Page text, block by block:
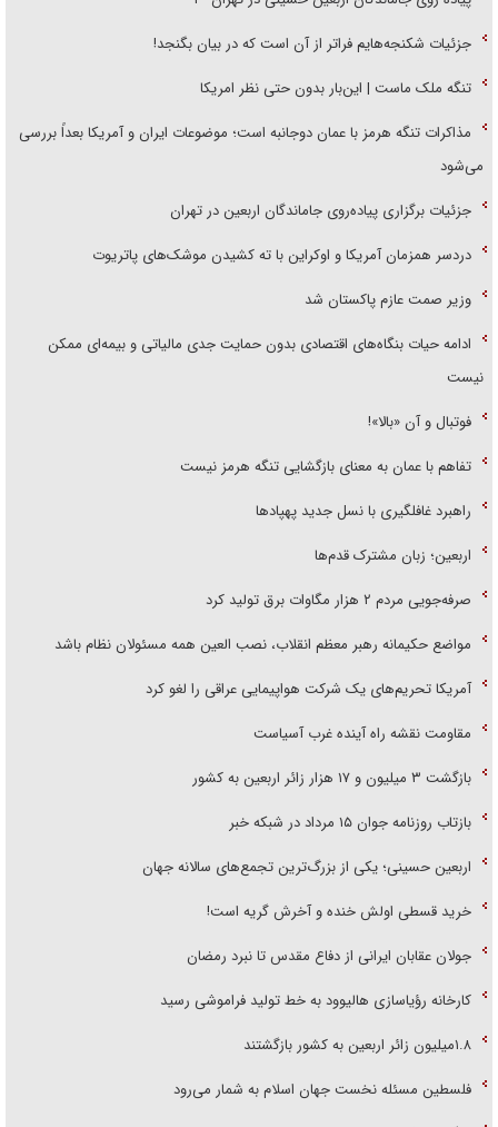
جزئیات شکنجه‌هایم فراتر از آن است که در بیان بگنجد!
تنگه ملک ماست | این‌بار بدون حتی نظر امریکا
مذاکرات تنگه هرمز با عمان دوجانبه است؛ موضوعات ایران و آمریکا بعداً بررسی
می‌شود
جزئیات برگزاری پیاده‌روی جاماندگان اربعین در تهران
دردسر همزمان آمریکا و اوکراین با ته کشیدن موشک‌های پاتریوت
وزیر صمت عازم پاکستان شد
ادامه حیات بنگاه‌های اقتصادی بدون حمایت جدی مالیاتی و بیمه‌ای ممکن
نیست
فوتبال و آن «بالا»!
تفاهم با عمان به معنای بازگشایی تنگه هرمز نیست
راهبرد غافلگیری با نسل جدید پهپاد‌ها
اربعین؛ زبان مشترک قدم‌ها
صرفه‌جویی مردم ۲ هزار مگاوات برق تولید کرد
مواضع حکیمانه رهبر معظم انقلاب، نصب العین همه مسئولان نظام باشد
آمریکا تحریم‌های یک شرکت هواپیمایی عراقی را لغو کرد
مقاومت نقشه راه آینده غرب آسیاست
بازگشت ۳ میلیون و ۱۷ هزار زائر اربعین به کشور
بازتاب روزنامه جوان ۱۵ مرداد در شبکه خبر
اربعین حسینی؛ یکی از بزرگ‌ترین تجمع‌های سالانه جهان
خرید قسطی اولش خنده و آخرش گریه است!
جولان عقابان ایرانی از دفاع مقدس تا نبرد رمضان
کارخانه رؤیاسازی هالیوود به خط تولید فراموشی رسید
۱.۸میلیون زائر اربعین به کشور بازگشتند
فلسطین مسئله نخست جهان اسلام به شمار می‌رود